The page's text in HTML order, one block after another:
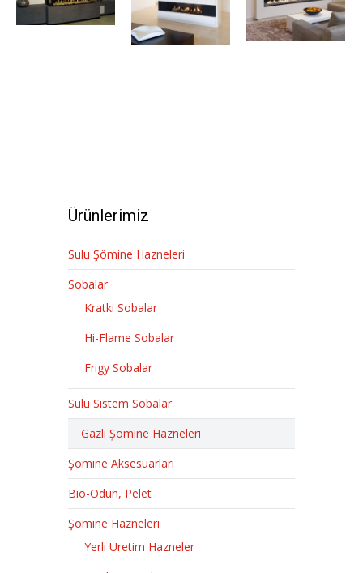
Ürünlerimiz
Sulu Şömine Hazneleri
Sobalar
Kratki Sobalar
Hi-Flame Sobalar
Frigy Sobalar
Sulu Sistem Sobalar
Gazlı Şömine Hazneleri
Şömine Aksesuarları
Bio-Odun, Pelet
Şömine Hazneleri
Yerli Üretim Hazneler